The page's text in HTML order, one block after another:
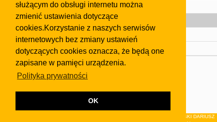
służącym do obsługi internetu można
zmienić ustawienia dotyczące
cookies.Korzystanie z naszych serwisów
internetowych bez zmiany ustawień
dotyczących cookies oznacza, że będą one
zapisane w pamięci urządzenia.
Polityka prywatności
OK
Kontakt
Strefa dla biznesu
Biura nieruchomości
Dealerzy i autokomisy
Skontaktuj się z nami
regulaminuiPolityki Prywatności.
Klauzula FB
© 2026Wydawnictwo NEON sp. z o.o. (dawniej: FIRMA NEON MAREK KLUCZEWSKI DARIUSZ